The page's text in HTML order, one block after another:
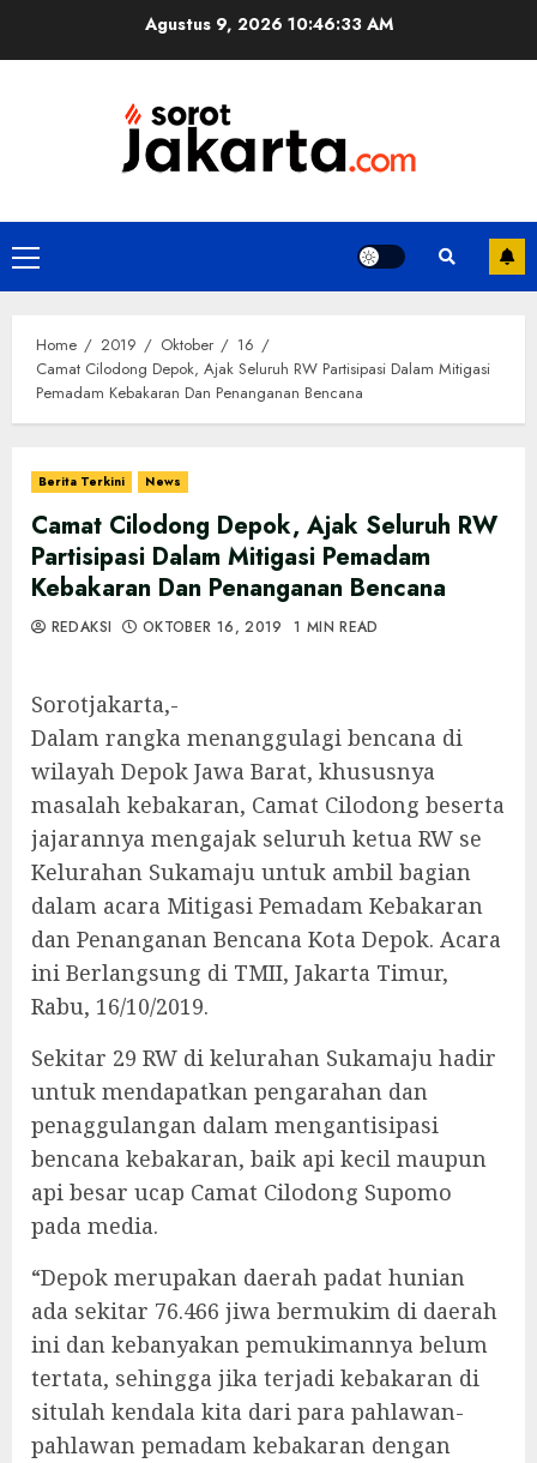
Agustus 9, 2026 10:46:33 AM
Primary
Menu
Home 2019 Oktober
16
Camat Cilodong Depok, Ajak Seluruh RW Partisipasi Dalam Mitigasi
Pemadam Kebakaran Dan Penanganan Bencana
Berita Terkini News
Camat Cilodong Depok, Ajak Seluruh RW
Partisipasi Dalam Mitigasi Pemadam
Kebakaran Dan Penanganan Bencana
REDAKSI OKTOBER 16, 2019 1 MIN READ
Sorotjakarta,-
Dalam rangka menanggulagi bencana di
wilayah Depok Jawa Barat, khususnya
masalah kebakaran, Camat Cilodong beserta
jajarannya mengajak seluruh ketua RW se
Kelurahan Sukamaju untuk ambil bagian
dalam acara Mitigasi Pemadam Kebakaran
dan Penanganan Bencana Kota Depok. Acara
ini Berlangsung di TMII, Jakarta Timur,
Rabu, 16/10/2019.
Sekitar 29 RW di kelurahan Sukamaju hadir
untuk mendapatkan pengarahan dan
penaggulangan dalam mengantisipasi
bencana kebakaran, baik api kecil maupun
api besar ucap Camat Cilodong Supomo
pada media.
“Depok merupakan daerah padat hunian
ada sekitar 76.466 jiwa bermukim di daerah
ini dan kebanyakan pemukimannya belum
tertata, sehingga jika terjadi kebakaran di
situlah kendala kita dari para pahlawan-
pahlawan pemadam kebakaran dengan